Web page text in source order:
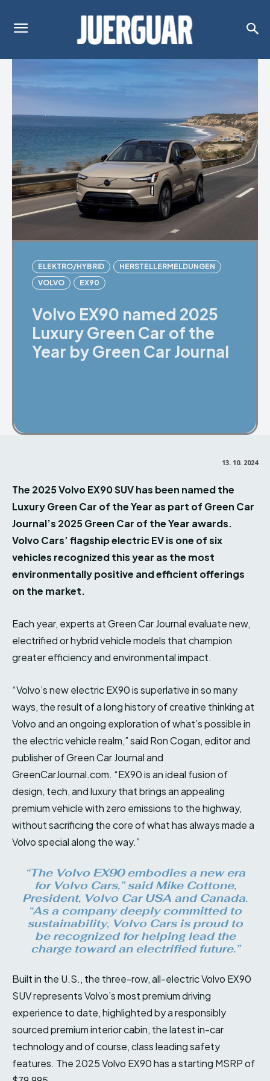
ELEKTRO/HYBRID
HERSTELLERMELDUNGEN
VOLVO
EX90
Volvo EX90 named 2025
Luxury Green Car of the
Year by Green Car Journal
13. 10. 2024
The 2025 Volvo EX90 SUV has been named the
Luxury Green Car of the Year as part of Green Car
Journal’s 2025 Green Car of the Year awards.
Volvo Cars’ flagship electric EV is one of six
vehicles recognized this year as the most
environmentally positive and efficient offerings
on the market.
Each year, experts at Green Car Journal evaluate new,
electrified or hybrid vehicle models that champion
greater efficiency and environmental impact.
“Volvo’s new electric EX90 is superlative in so many
ways, the result of a long history of creative thinking at
Volvo and an ongoing exploration of what’s possible in
the electric vehicle realm,” said Ron Cogan, editor and
publisher of Green Car Journal and
GreenCarJournal.com. “EX90 is an ideal fusion of
design, tech, and luxury that brings an appealing
premium vehicle with zero emissions to the highway,
without sacrificing the core of what has always made a
Volvo special along the way.”
“The Volvo EX90 embodies a new era
for Volvo Cars,” said Mike Cottone,
President, Volvo Car USA and Canada.
“As a company deeply committed to
sustainability, Volvo Cars is proud to
be recognized for helping lead the
charge toward an electrified future.”
Built in the U.S., the three-row, all-electric Volvo EX90
SUV represents Volvo’s most premium driving
experience to date, highlighted by a responsibly
sourced premium interior cabin, the latest in-car
technology and of course, class leading safety
features. The 2025 Volvo EX90 has a starting MSRP of